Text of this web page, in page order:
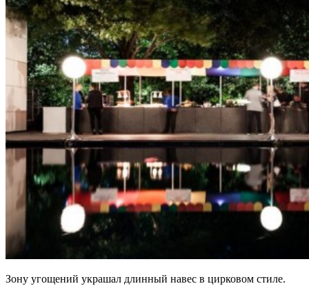
Зону угощений украшал длинный навес в цирковом стиле.